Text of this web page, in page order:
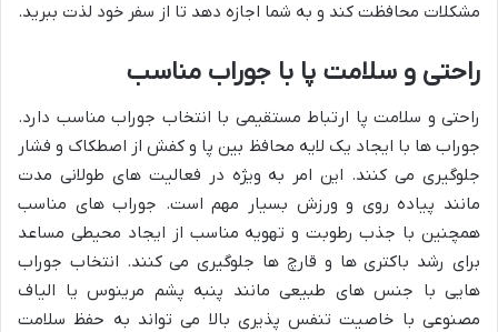
مشکلات محافظت کند و به شما اجازه دهد تا از سفر خود لذت ببرید.
راحتی و سلامت پا با جوراب مناسب
راحتی و سلامت پا ارتباط مستقیمی با انتخاب جوراب مناسب دارد.
جوراب ها با ایجاد یک لایه محافظ بین پا و کفش از اصطکاک و فشار
جلوگیری می کنند. این امر به ویژه در فعالیت های طولانی مدت
مانند پیاده روی و ورزش بسیار مهم است. جوراب های مناسب
همچنین با جذب رطوبت و تهویه مناسب از ایجاد محیطی مساعد
برای رشد باکتری ها و قارچ ها جلوگیری می کنند. انتخاب جوراب
هایی با جنس های طبیعی مانند پنبه پشم مرینوس یا الیاف
مصنوعی با خاصیت تنفس پذیری بالا می تواند به حفظ سلامت